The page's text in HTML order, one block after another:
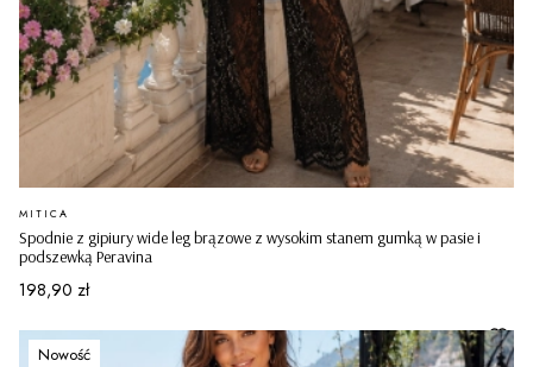
Spodnie z gipiury wide leg brązowe z wysokim stanem gumką w pasie i
podszewką Peravina
PRODUCENT
MITICA
Cena
198,90 zł
Nowość